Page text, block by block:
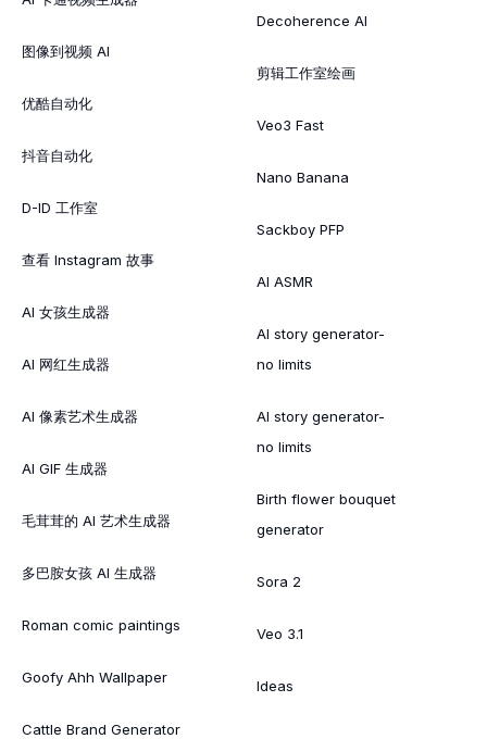
图像到视频 AI
优酷自动化
抖音自动化
D-ID 工作室
查看 Instagram 故事
AI 女孩生成器
AI 网红生成器
AI 像素艺术生成器
AI GIF 生成器
毛茸茸的 AI 艺术生成器
多巴胺女孩 AI 生成器
Roman comic paintings
Goofy Ahh Wallpaper
Cattle Brand Generator
Decoherence AI
剪辑工作室绘画
Veo3 Fast
Nano Banana
Sackboy PFP
AI ASMR
AI story generator-
no limits
AI story generator-
no limits
Birth flower bouquet
generator
Sora 2
Veo 3.1
Ideas